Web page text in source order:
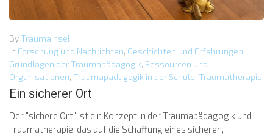
By Traumainsel
In Forschung und Nachrichten, Geschichten und Erfahrungen,
Grundlagen der Traumapädagogik, Ressourcen und
Organisationen, Traumapädagogik in der Schule, Traumatherapie
Ein sicherer Ort
Der "sichere Ort" ist ein Konzept in der Traumapädagogik und
Traumatherapie, das auf die Schaffung eines sicheren,